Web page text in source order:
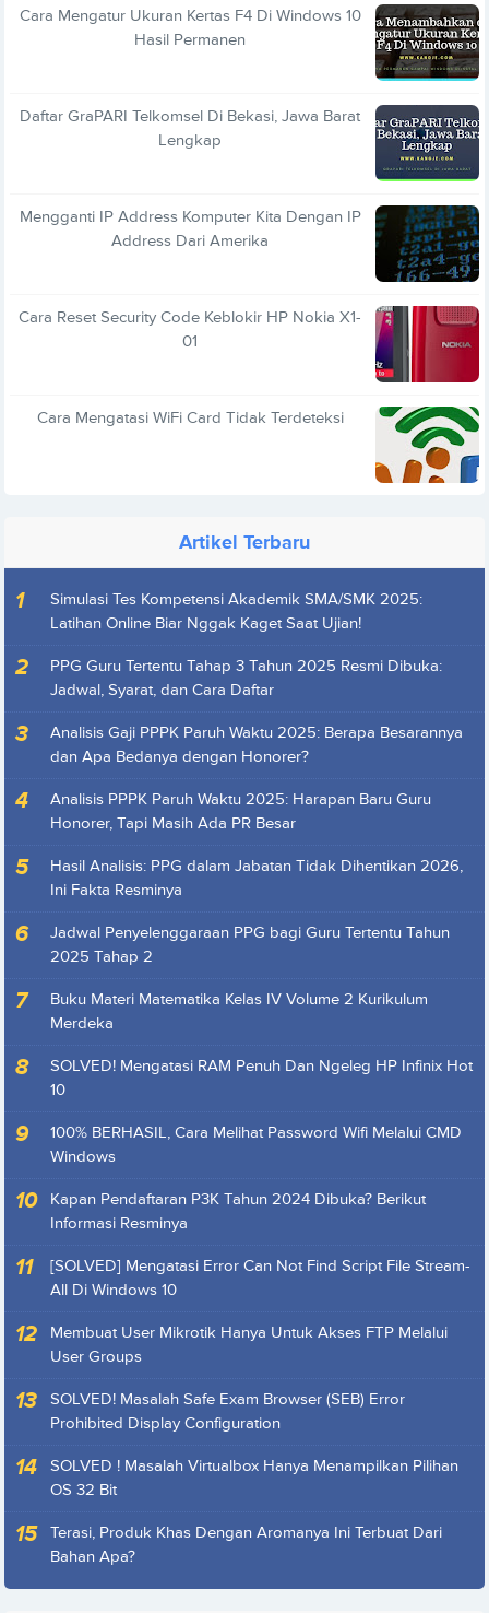
Cara Mengatur Ukuran Kertas F4 Di Windows 10
Hasil Permanen
Daftar GraPARI Telkomsel Di Bekasi, Jawa Barat
Lengkap
Mengganti IP Address Komputer Kita Dengan IP
Address Dari Amerika
Cara Reset Security Code Keblokir HP Nokia X1-
01
Cara Mengatasi WiFi Card Tidak Terdeteksi
Artikel Terbaru
Simulasi Tes Kompetensi Akademik SMA/SMK 2025:
Latihan Online Biar Nggak Kaget Saat Ujian!
PPG Guru Tertentu Tahap 3 Tahun 2025 Resmi Dibuka:
Jadwal, Syarat, dan Cara Daftar
Analisis Gaji PPPK Paruh Waktu 2025: Berapa Besarannya
dan Apa Bedanya dengan Honorer?
Analisis PPPK Paruh Waktu 2025: Harapan Baru Guru
Honorer, Tapi Masih Ada PR Besar
Hasil Analisis: PPG dalam Jabatan Tidak Dihentikan 2026,
Ini Fakta Resminya
Jadwal Penyelenggaraan PPG bagi Guru Tertentu Tahun
2025 Tahap 2
Buku Materi Matematika Kelas IV Volume 2 Kurikulum
Merdeka
SOLVED! Mengatasi RAM Penuh Dan Ngeleg HP Infinix Hot
10
100% BERHASIL, Cara Melihat Password Wifi Melalui CMD
Windows
Kapan Pendaftaran P3K Tahun 2024 Dibuka? Berikut
Informasi Resminya
[SOLVED] Mengatasi Error Can Not Find Script File Stream-
All Di Windows 10
Membuat User Mikrotik Hanya Untuk Akses FTP Melalui
User Groups
SOLVED! Masalah Safe Exam Browser (SEB) Error
Prohibited Display Configuration
SOLVED ! Masalah Virtualbox Hanya Menampilkan Pilihan
OS 32 Bit
Terasi, Produk Khas Dengan Aromanya Ini Terbuat Dari
Bahan Apa?